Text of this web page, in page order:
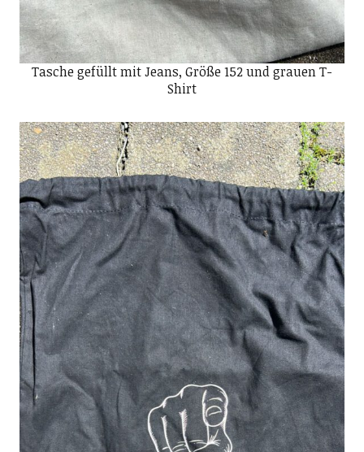
Tasche gefüllt mit Jeans, Größe 152 und grauen T-
Shirt